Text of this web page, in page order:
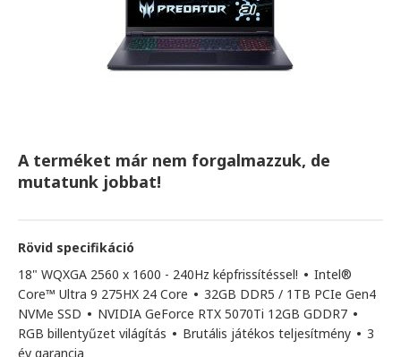
A terméket már nem forgalmazzuk, de
mutatunk jobbat!
Rövid specifikáció
18" WQXGA 2560 x 1600 - 240Hz képfrissítéssel! • Intel®
Core™ Ultra 9 275HX 24 Core • 32GB DDR5 / 1TB PCIe Gen4
NVMe SSD • NVIDIA GeForce RTX 5070Ti 12GB GDDR7 •
RGB billentyűzet világítás • Brutális játékos teljesítmény • 3
év garancia